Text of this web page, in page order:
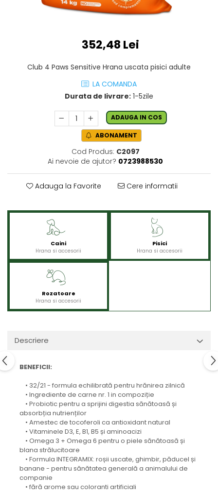
352,48 Lei
Club 4 Paws Sensitive Hrana uscata pisici adulte
LA COMANDA
Durata de livrare: 1-5zile
ADAUGA IN COS
ABONAMENT
Cod Produs: C2097
Ai nevoie de ajutor? 0723988530
Adauga la Favorite Cere informatii
Caini
Hrana si accesorii
Pisici
Hrana si accesorii
Rozatoare
Hrana si accesorii
Descriere
BENEFICII:
• 32/21 - formula echilibrată pentru hrănirea zilnică
• Ingrediente de carne nr. 1 in compoziție
• Probiotic pentru a sprijini digestia sănătoasă și
absorbția nutrienților
• Amestec de tocoferoli ca antioxidant natural
• Vitaminele D3, E, B1, B5 și aminoacizi
• Omega 3 + Omega 6 pentru o piele sănătoasă și
blana strălucitoare
• Formula INTEGRAMIX: roșii uscate, ghimbir, păducel și
banane - pentru sănătatea generală a animalului de
companie
• fără arome sau coloranti artificiali